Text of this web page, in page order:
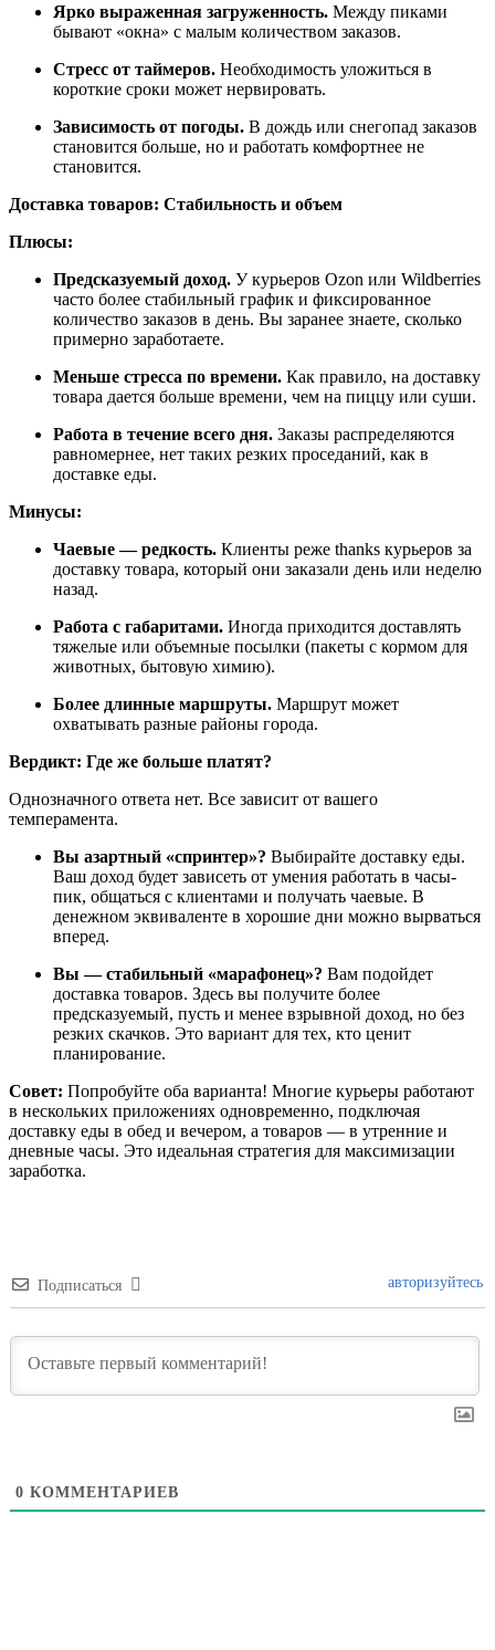
Ярко выраженная загруженность. Между пиками
бывают «окна» с малым количеством заказов.
Стресс от таймеров. Необходимость уложиться в
короткие сроки может нервировать.
Зависимость от погоды. В дождь или снегопад заказов
становится больше, но и работать комфортнее не
становится.
Доставка товаров: Стабильность и объем
Плюсы:
Предсказуемый доход. У курьеров Ozon или Wildberries
часто более стабильный график и фиксированное
количество заказов в день. Вы заранее знаете, сколько
примерно заработаете.
Меньше стресса по времени. Как правило, на доставку
товара дается больше времени, чем на пиццу или суши.
Работа в течение всего дня. Заказы распределяются
равномернее, нет таких резких проседаний, как в
доставке еды.
Минусы:
Чаевые — редкость. Клиенты реже thanks курьеров за
доставку товара, который они заказали день или неделю
назад.
Работа с габаритами. Иногда приходится доставлять
тяжелые или объемные посылки (пакеты с кормом для
животных, бытовую химию).
Более длинные маршруты. Маршрут может
охватывать разные районы города.
Вердикт: Где же больше платят?
Однозначного ответа нет. Все зависит от вашего
темперамента.
Вы азартный «спринтер»? Выбирайте доставку еды.
Ваш доход будет зависеть от умения работать в часы-
пик, общаться с клиентами и получать чаевые. В
денежном эквиваленте в хорошие дни можно вырваться
вперед.
Вы — стабильный «марафонец»? Вам подойдет
доставка товаров. Здесь вы получите более
предсказуемый, пусть и менее взрывной доход, но без
резких скачков. Это вариант для тех, кто ценит
планирование.
Совет: Попробуйте оба варианта! Многие курьеры работают
в нескольких приложениях одновременно, подключая
доставку еды в обед и вечером, а товаров — в утренние и
дневные часы. Это идеальная стратегия для максимизации
заработка.
Подписаться авторизуйтесь
0 КОММЕНТАРИЕВ